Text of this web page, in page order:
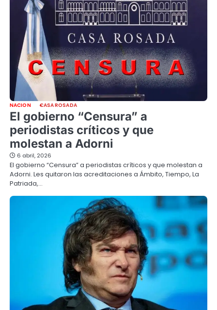
NACION CASA ROSADA
El gobierno “Censura” a
periodistas críticos y que
molestan a Adorni
6 abril, 2026
El gobierno “Censura” a periodistas críticos y que molestan a
Adorni. Les quitaron las acreditaciones a Ámbito, Tiempo, La
Patriada,…